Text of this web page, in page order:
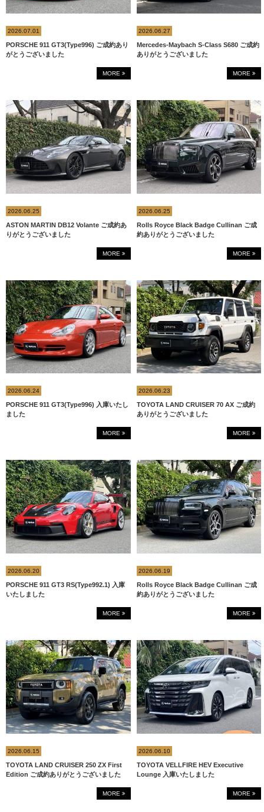
2026.07.01
PORSCHE 911 GT3(Type996) ご成約あり
がとうございました
MORE
2026.06.27
Mercedes-Maybach S-Class S680 ご成約
ありがとうございました
MORE
2026.06.25
ASTON MARTIN DB12 Volante ご成約あ
りがとうございました
MORE
2026.06.25
Rolls Royce Black Badge Cullinan ご成
約ありがとうございました
MORE
2026.06.24
PORSCHE 911 GT3(Type996) 入庫いたし
ました
MORE
2026.06.23
TOYOTA LAND CRUISER 70 AX ご成約
ありがとうございました
MORE
2026.06.20
PORSCHE 911 GT3 RS(Type992.1) 入庫
いたしました
MORE
2026.06.19
Rolls Royce Black Badge Cullinan ご成
約ありがとうございました
MORE
2026.06.15
TOYOTA LAND CRUISER 250 ZX First
Edition ご成約ありがとうございました
MORE
2026.06.10
TOYOTA VELLFIRE HEV Executive
Lounge 入庫いたしました
MORE